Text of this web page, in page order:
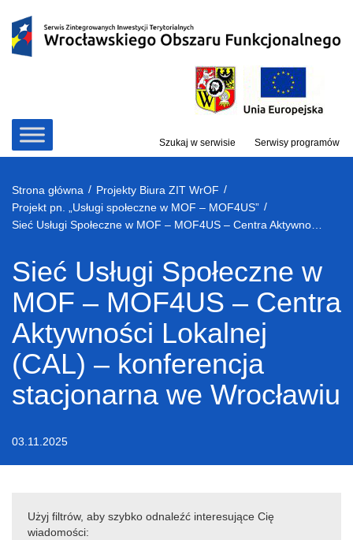
treści
Szukaj w serwisie Serwisy programów
Strona główna / Projekty Biura ZIT WrOF /
Projekt pn. „Usługi społeczne w MOF – MOF4US” /
Sieć Usługi Społeczne w
MOF – MOF4US – Centra
Aktywności Lokalnej
(CAL) – konferencja
stacjonarna we Wrocławiu
03.11.2025
Użyj filtrów, aby szybko odnaleźć interesujące Cię
wiadomości: